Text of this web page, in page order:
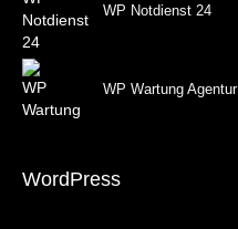
WP Notdienst 24
WP Wartung Agentur
WordPress